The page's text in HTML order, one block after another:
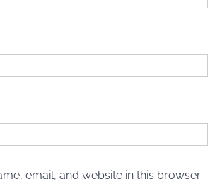
email, and website in this browser